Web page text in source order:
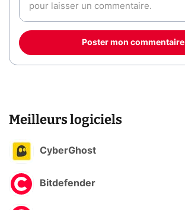
Poster mon commentaire
Meilleurs logiciels
CyberGhost
Bitdefender